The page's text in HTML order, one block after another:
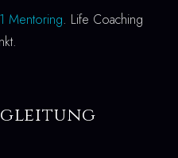
Mentoring. Life Coaching